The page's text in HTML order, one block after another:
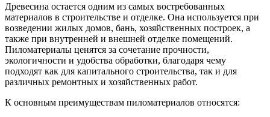
Древесина остается одним из самых востребованных
материалов в строительстве и отделке. Она используется при
возведении жилых домов, бань, хозяйственных построек, а
также при внутренней и внешней отделке помещений.
Пиломатериалы ценятся за сочетание прочности,
экологичности и удобства обработки, благодаря чему
подходят как для капитального строительства, так и для
различных ремонтных и хозяйственных работ.
К основным преимуществам пиломатериалов относятся: